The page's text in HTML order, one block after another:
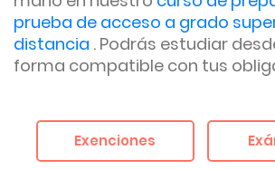
prueba de acceso a grado
distancia . Podrás estudiar
forma compatible con tus
Exenciones